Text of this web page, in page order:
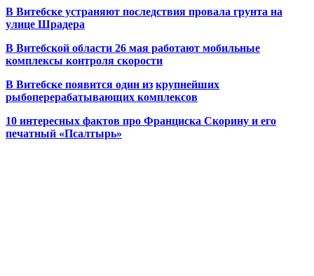
В Витебске устраняют последствия провала грунта на
улице Шрадера
В Витебской области 26 мая работают мобильные
комплексы контроля скорости
В Витебске появится один из крупнейших
рыбоперерабатывающих комплексов
10 интересных фактов про Франциска Скорину и его
печатный «Псалтырь»